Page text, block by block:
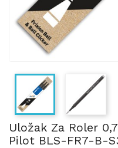
Uložak Za Roler
Pilot BLS-FR7-B-